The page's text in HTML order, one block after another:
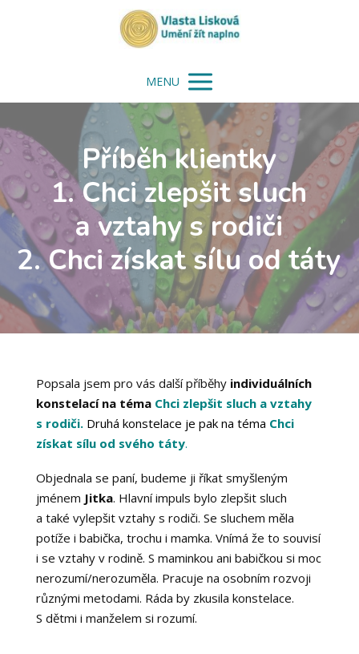
MENU
Příběh klientky
1. Chci zlepšit sluch
a vztahy s rodiči
2. Chci získat sílu od táty
Popsala jsem pro vás další příběhy individuálních
konstelací na téma Chci zlepšit sluch a vztahy
s rodiči. Druhá konstelace je pak na téma Chci
získat sílu od svého táty.
Objednala se paní, budeme ji říkat smyšleným
jménem Jitka. Hlavní impuls bylo zlepšit sluch
a také vylepšit vztahy s rodiči. Se sluchem měla
potíže i babička, trochu i mamka. Vnímá že to souvisí
i se vztahy v rodině. S maminkou ani babičkou si moc
nerozumí/nerozuměla. Pracuje na osobním rozvoji
různými metodami. Ráda by zkusila konstelace.
S dětmi i manželem si rozumí.